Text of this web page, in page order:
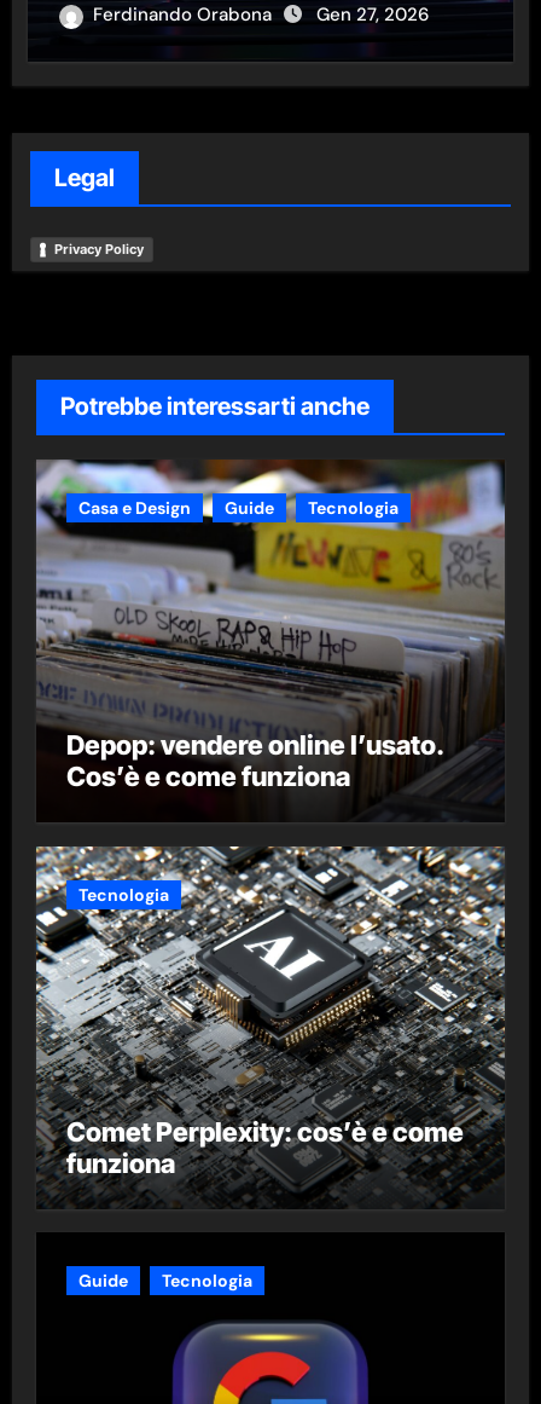
Ferdinando Orabona Gen 27, 2026
Legal
Privacy Policy
Potrebbe interessarti anche
Casa e Design Guide Tecnologia
Depop: vendere online l’usato.
Cos’è e come funziona
Tecnologia
Comet Perplexity: cos’è e come
funziona
Guide Tecnologia